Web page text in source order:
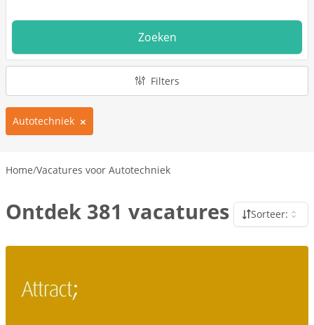
Zoeken
Filters
Autotechniek
Home/Vacatures voor Autotechniek
Ontdek 381 vacatures Sorteer: